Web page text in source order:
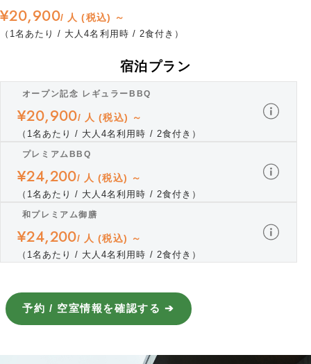
¥20,900/ 人 (税込) ～
（1名あたり / 大人4名利用時 / 2食付き）
宿泊プラン
オープン記念 レギュラーBBQ
¥20,900/ 人 (税込) ～
（1名あたり / 大人4名利用時 / 2食付き）
プレミアムBBQ
¥24,200/ 人 (税込) ～
（1名あたり / 大人4名利用時 / 2食付き）
和プレミアム御膳
¥24,200/ 人 (税込) ～
（1名あたり / 大人4名利用時 / 2食付き）
予約 / 空室情報を確認する ➔